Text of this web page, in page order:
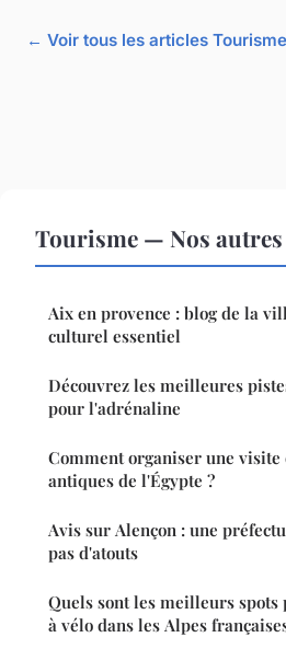
← Voir tous les articles Tourisme
Tourisme — Nos
Aix en provence : blog de la
culturel essentiel
Découvrez les meilleures
pour l'adrénaline
Comment organiser une visite
antiques de l'Égypte ?
Avis sur Alençon : une
pas d'atouts
Quels sont les meilleurs spots
à vélo dans les Alpes